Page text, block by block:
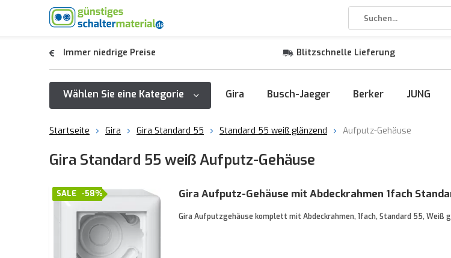
Immer niedrige Preise Blitzschnelle Lieferung
Wählen Sie eine Kategorie Gira Busch-Jaeger Berker JUNG
Startseite Gira Gira Standard 55 Standard 55 weiß glänzend Aufputz-Gehäuse
Gira Standard 55 weiß Aufputz-Gehäuse
-58%
SALE Gira Aufputz-Gehäuse mit Abdeckrahmen 1fach
Gira Aufputzgehäuse komplett mit Abdeckrahmen, 1fach, Standard 55, Weiß